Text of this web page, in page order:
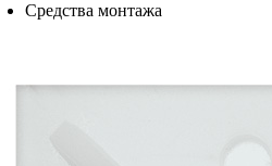
Средства монтажа